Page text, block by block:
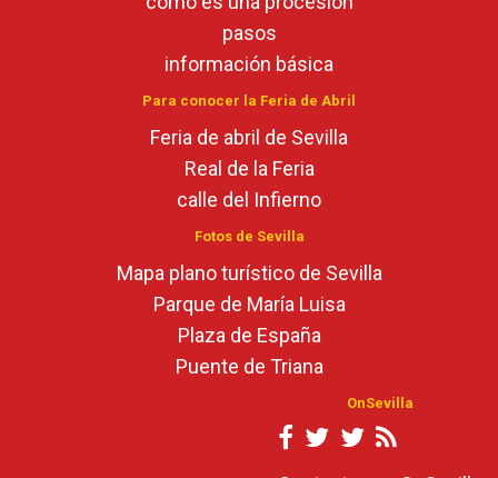
pasos
información básica
Para conocer la Feria de Abril
Feria de abril de Sevilla
Real de la Feria
calle del Infierno
Fotos de Sevilla
Mapa plano turístico de Sevilla
Parque de María Luisa
Plaza de España
Puente de Triana
OnSevilla